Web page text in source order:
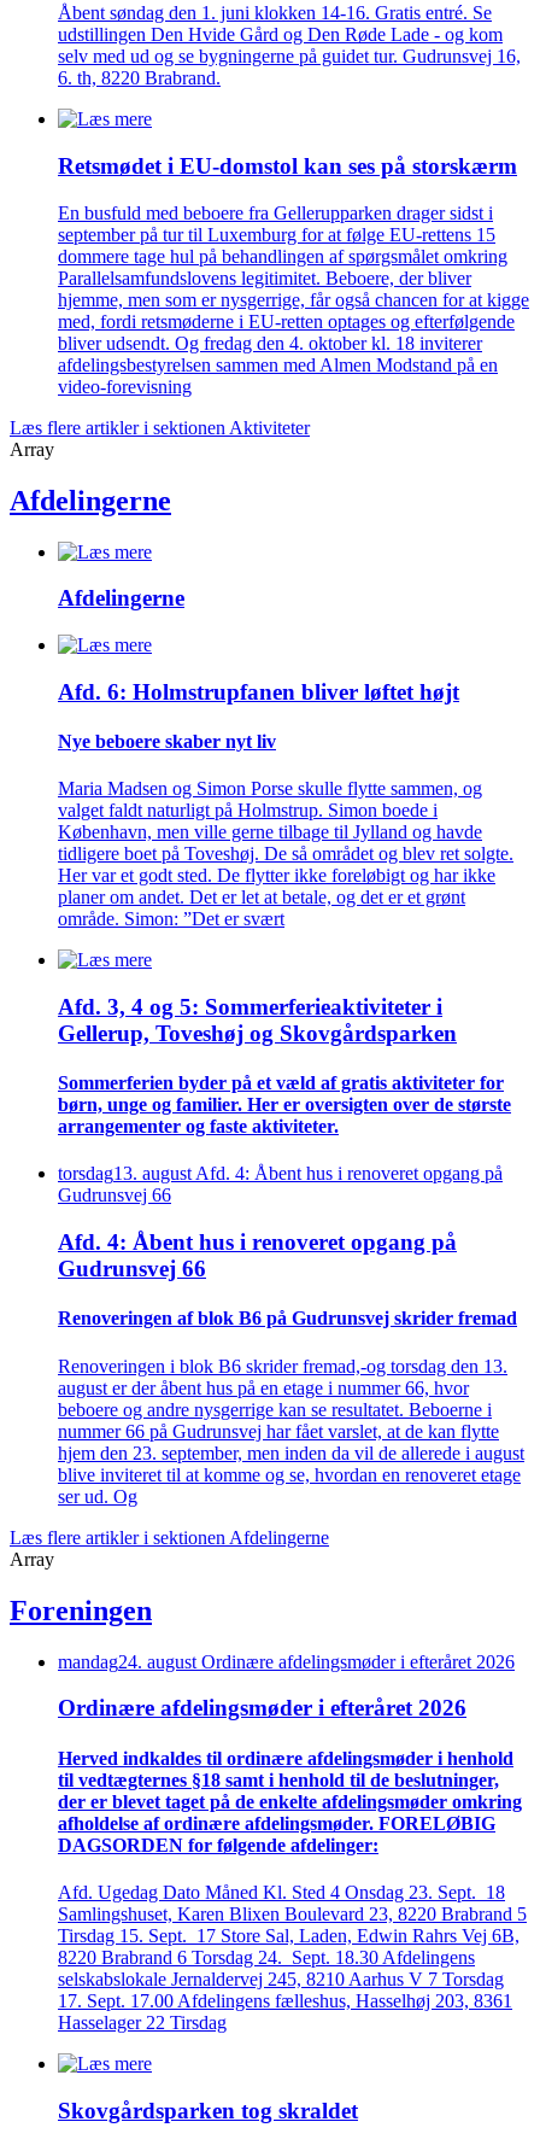
Åbent søndag den 1. juni klokken 14-16. Gratis entré. Se
udstillingen Den Hvide Gård og Den Røde Lade - og kom
selv med ud og se bygningerne på guidet tur. Gudrunsvej 16,
6. th, 8220 Brabrand.
Retsmødet i EU-domstol kan ses på storskærm
En busfuld med beboere fra Gellerupparken drager sidst i
september på tur til Luxemburg for at følge EU-rettens 15
dommere tage hul på behandlingen af spørgsmålet omkring
Parallelsamfundslovens legitimitet. Beboere, der bliver
hjemme, men som er nysgerrige, får også chancen for at kigge
med, fordi retsmøderne i EU-retten optages og efterfølgende
bliver udsendt. Og fredag den 4. oktober kl. 18 inviterer
afdelingsbestyrelsen sammen med Almen Modstand på en
video-forevisning
Læs flere artikler i sektionen Aktiviteter
Array
Afdelingerne
Afdelingerne
Afd. 6: Holmstrupfanen bliver løftet højt
Nye beboere skaber nyt liv
Maria Madsen og Simon Porse skulle flytte sammen, og
valget faldt naturligt på Holmstrup. Simon boede i
København, men ville gerne tilbage til Jylland og havde
tidligere boet på Toveshøj. De så området og blev ret solgte.
Her var et godt sted. De flytter ikke foreløbigt og har ikke
planer om andet. Det er let at betale, og det er et grønt
område. Simon: ”Det er svært
Afd. 3, 4 og 5: Sommer­ferie­aktiviteter i
Gellerup, Toveshøj og Skovgårds­parken
Sommer­ferien byder på et væld af gratis aktiviteter for
børn, unge og familier. Her er oversigten over de største
arrangementer og faste aktiviteter.
torsdag13. augustAfd. 4: Åbent hus i renoveret opgang på
Gudrunsvej 66
Afd. 4: Åbent hus i renoveret opgang på
Gudrunsvej 66
Renove­ringen af blok B6 på Gudrunsvej skrider fremad
Renoveringen i blok B6 skrider fremad,-og torsdag den 13.
august er der åbent hus på en etage i nummer 66, hvor
beboere og andre nysgerrige kan se resultatet. Beboerne i
nummer 66 på Gudrunsvej har fået varslet, at de kan flytte
hjem den 23. september, men inden da vil de allerede i august
blive inviteret til at komme og se, hvordan en renoveret etage
ser ud. Og
Læs flere artikler i sektionen Afdelingerne
Array
Foreningen
mandag24. august Ordinære afdelings­møder i efteråret 2026
Ordinære afdelings­møder i efteråret 2026
Herved indkaldes til ordinære afdelings­møder i henhold
til vedtægternes §18 samt i henhold til de beslutninger,
der er blevet taget på de enkelte afdelings­møder omkring
afholdelse af ordinære afdelings­møder. FORELØBIG
DAGSORDEN for følgende afdelinger:
Afd. Ugedag Dato Måned Kl. Sted 4 Onsdag 23. Sept. 18
Samlingshuset, Karen Blixen Boulevard 23, 8220 Brabrand 5
Tirsdag 15. Sept. 17 Store Sal, Laden, Edwin Rahrs Vej 6B,
8220 Brabrand 6 Torsdag 24. Sept. 18.30 Afdelingens
selskabslokale Jernaldervej 245, 8210 Aarhus V 7 Torsdag
17. Sept. 17.00 Afdelingens fælleshus, Hasselhøj 203, 8361
Hasselager 22 Tirsdag
Skovgårds­parken tog skraldet